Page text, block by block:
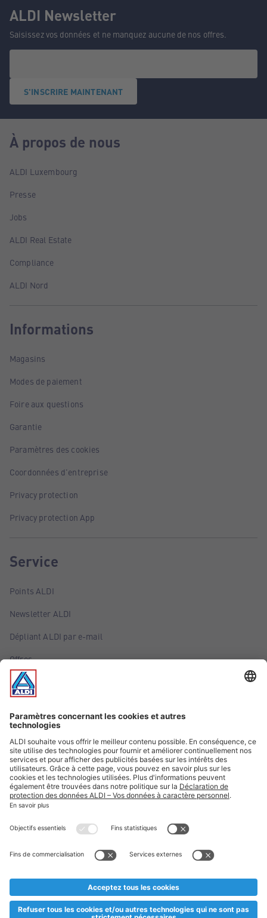
ALDI Newsletter
Saisissez vos données et ne manquez aucune de nos offres.
S'INSCRIRE MAINTENANT
À propos de nous
ALDI Luxembourg
Presse
Jobs
ALDI Real Estate
Compliance
ALDI Nord
Informations
Magasins
Modes de paiement
Foire aux questions
Garantie
Paramètres des cookies
Coordonnées d'entreprise
Privacy protection
Privacy protection App
Service
Points ALDI
Newsletter ALDI
Dépliant ALDI par e-mail
Offres
Infos essentielles
Suivez ALDI Luxembourg
Textes marqués d'un astérisque et mentions légales
esoulaang bis de Stock eidel ass. Mir soen Iech Merci fir Äert
Planifikatioun ausverkaaft sollte sinn. De VALORLUX-Präis an
** Op dësem Site huet d'Benotze vun der männlecher Form eng
besser Liesbarkeet am Sënn an huet keng diskriminéierend